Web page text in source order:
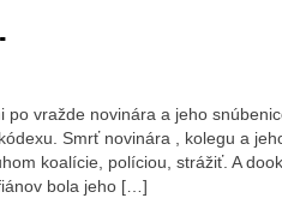
vražde novinára a jeho
Smrť novinára , kolegu a
koalície, políciou, strážiť. A
bola jeho […]